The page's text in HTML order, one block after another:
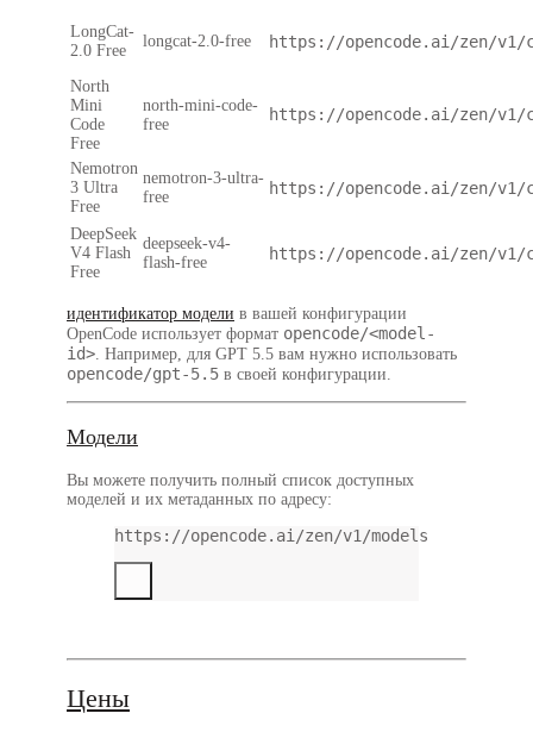
LongCat-
2.0 Free
longcat-2.0-free https://opencode.ai/zen/v1/
North
Mini
Code
Free
north-mini-code-
free
https://opencode.ai/zen/v1/
Nemotron
3 Ultra
Free
nemotron-3-ultra-
free
https://opencode.ai/zen/v1/
DeepSeek
V4 Flash
Free
deepseek-v4-
flash-free
https://opencode.ai/zen/v1/
идентификатор модели в вашей конфигурации
OpenCode использует формат opencode/<model-
id>. Например, для GPT 5.5 вам нужно использовать
opencode/gpt-5.5 в своей конфигурации.
Модели
Вы можете получить полный список доступных
моделей и их метаданных по адресу:
https://opencode.ai/zen/v1/models
Цены